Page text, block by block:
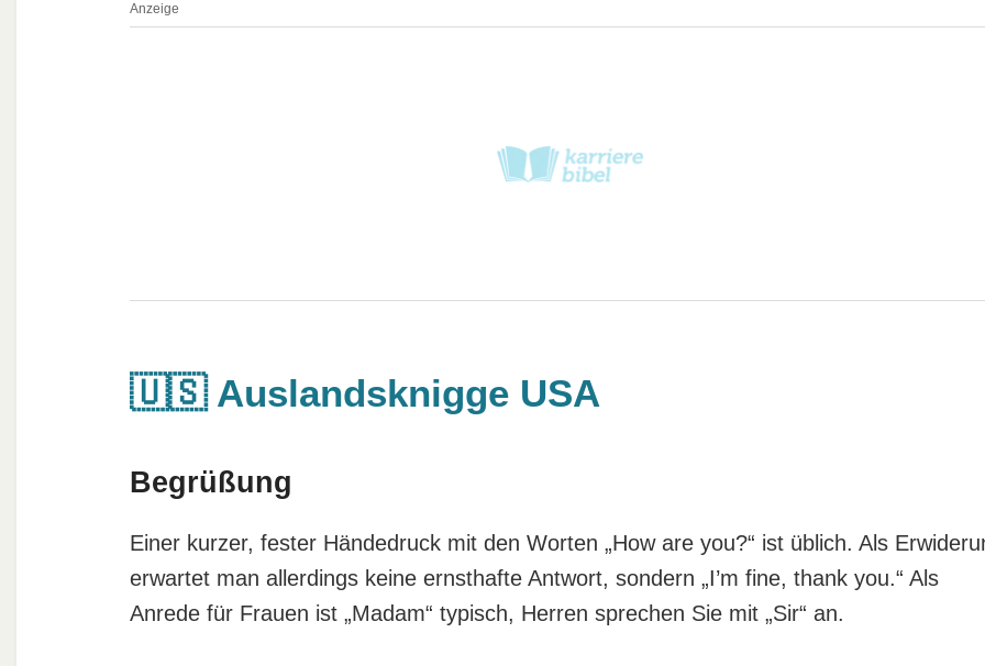
Anzeige
🇺🇸 Auslandsknigge USA
Begrüßung
Einer kurzer, fester Händedruck mit den Worten „How are you?“ ist üblich. Als
erwartet man allerdings keine ernsthafte Antwort, sondern „I’m fine, thank you.“ Als
Anrede für Frauen ist „Madam“ typisch, Herren sprechen Sie mit „Sir“ an.